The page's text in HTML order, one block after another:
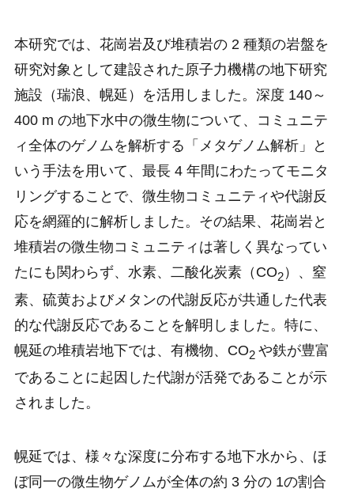
本研究では、花崗岩及び堆積岩の 2 種類の岩盤を
研究対象として建設された原子力機構の地下研究
施設（瑞浪、幌延）を活用しました。深度 140～
400 m の地下水中の微生物について、コミュニテ
ィ全体のゲノムを解析する「メタゲノム解析」と
いう手法を用いて、最長 4 年間にわたってモニタ
リングすることで、微生物コミュニティや代謝反
応を網羅的に解析しました。その結果、花崗岩と
堆積岩の微生物コミュニティは著しく異なってい
たにも関わらず、水素、二酸化炭素（CO2）、窒
素、硫黄およびメタンの代謝反応が共通した代表
的な代謝反応であることを解明しました。特に、
幌延の堆積岩地下では、有機物、CO2 や鉄が豊富
であることに起因した代謝が活発であることが示
されました。
幌延では、様々な深度に分布する地下水から、ほ
ぼ同一の微生物ゲノムが全体の約 3 分の 1の割合